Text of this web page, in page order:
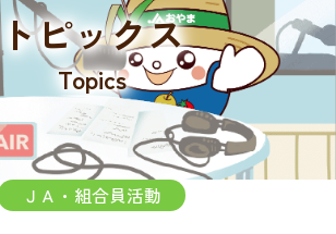
トピックス
Topics
ＪＡ・組合員活動